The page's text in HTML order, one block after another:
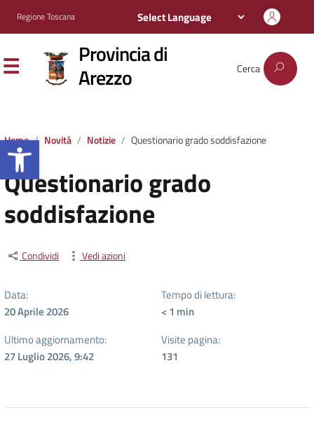
Apri la barra degli strumenti
Regione Toscana
Provincia di
Arezzo Cerca
Home Novità Notizie Questionario grado soddisfazione
Questionario grado
soddisfazione
Condividi Vedi azioni
Data:
20 Aprile 2026
Tempo di lettura:
< 1 min
Ultimo aggiornamento:
27 Luglio 2026, 9:42
Visite pagina:
131